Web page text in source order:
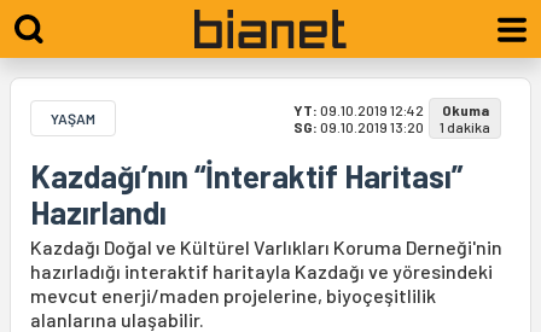
YAŞAM YT: 09.10.2019 12:42
SG: 09.10.2019 13:20
Okuma
1 dakika
Kazdağı’nın “İnteraktif Haritası”
Hazırlandı
Kazdağı Doğal ve Kültürel Varlıkları Koruma Derneği'nin
hazırladığı interaktif haritayla Kazdağı ve yöresindeki
mevcut enerji/maden projelerine, biyoçeşitlilik
alanlarına ulaşabilir.